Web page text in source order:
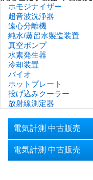
ホモジナイザー
超音波洗浄器
遠心分離機
純水/蒸留水製造装置
真空ポンプ
水素発生器
冷却装置
バイオ
ホットプレート
投げ込みクーラー
放射線測定器
電気計測 中古販売
電気計測 中古販売